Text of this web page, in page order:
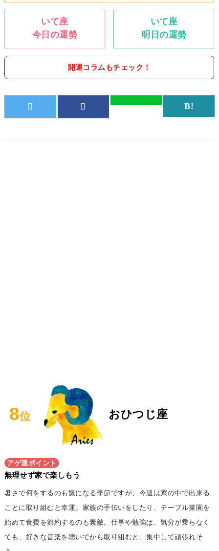
いて座
今日の運勢
いて座
明日の運勢
開運コラムもチェック！
8位 おひつじ座
アゲ運ポイント
無理せず家で楽しもう
暑さで何をするのも嫌になる季節ですが、今週は家の中で出来る
ことに取り組むと幸運。家族の手伝いをしたり、テーブル菜園を
始めて食費を節約するのも素敵。仕事や勉強は、気分が乗らなく
ても、好きな音楽を聴いてから取り組むと、集中して頑張れそ